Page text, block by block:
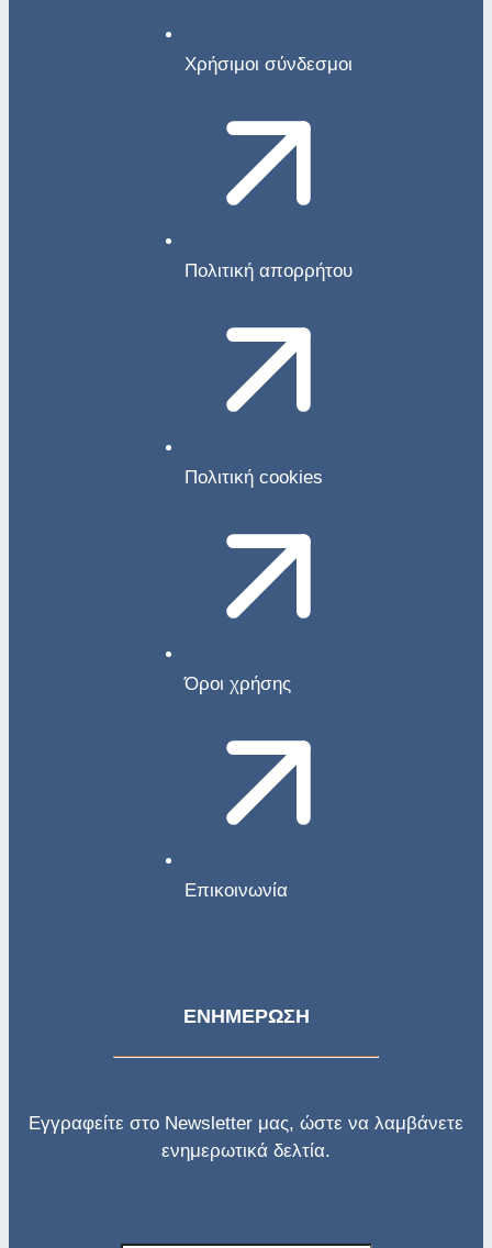
Χρήσιμοι σύνδεσμοι
Πολιτική απορρήτου
Πολιτική cookies
Όροι χρήσης
Επικοινωνία
ΕΝΗΜΕΡΩΣΗ
Εγγραφείτε στο Newsletter μας, ώστε να λαμβάνετε
ενημερωτικά δελτία.